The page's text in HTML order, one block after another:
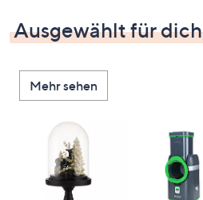
Ausgewählt für dich
Mehr sehen